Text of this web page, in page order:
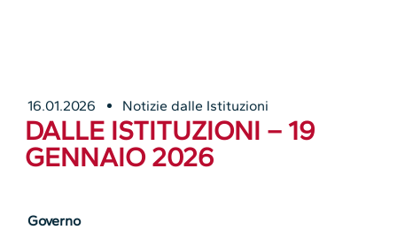
16.01.2026 Notizie dalle Istituzioni
DALLE ISTITUZIONI – 19
GENNAIO 2026
Governo